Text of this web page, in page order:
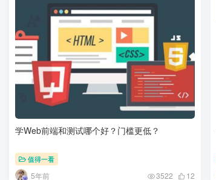
学Web前端和测试哪个好？门槛更低？
值得一看
5年前 3522 12